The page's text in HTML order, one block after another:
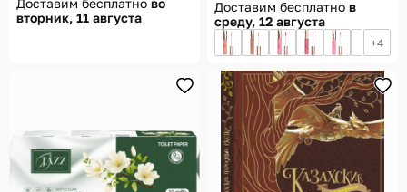
Доставим бесплатно во
вторник, 11 августа
Доставим бесплатно в
среду, 12 августа
4